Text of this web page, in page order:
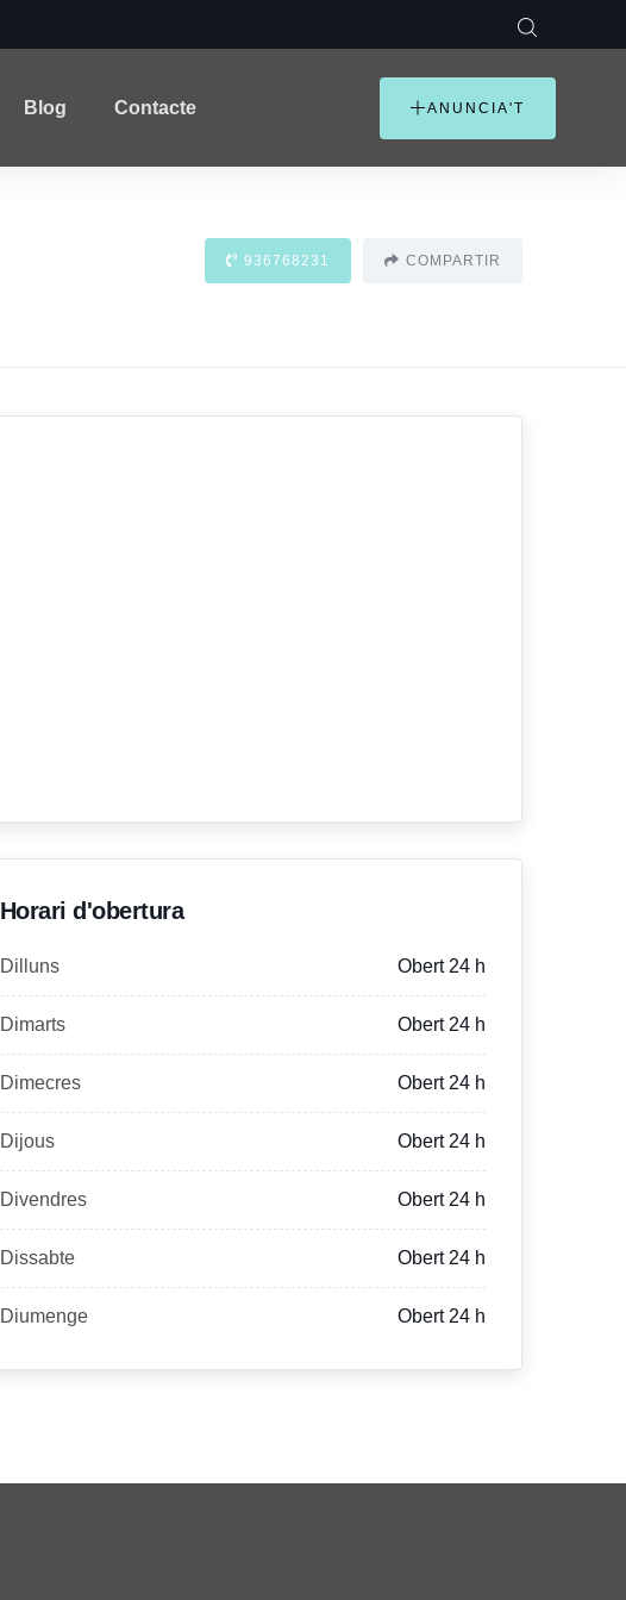
Blog Contacte ANUNCIA'T
936768231 COMPARTIR
Horari d'obertura
Dilluns Obert 24 h
Dimarts Obert 24 h
Dimecres Obert 24 h
Dijous Obert 24 h
Divendres Obert 24 h
Dissabte Obert 24 h
Diumenge Obert 24 h